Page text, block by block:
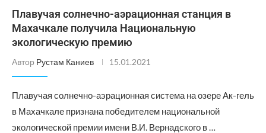
Плавучая солнечно-аэрационная станция в
Махачкале получила Национальную
экологическую премию
Автор Рустам Каниев 15.01.2021
Плавучая солнечно-аэрационная система на озере Ак-гель
в Махачкале признана победителем национальной
экологической премии имени В.И. Вернадского в …